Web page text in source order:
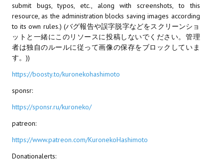
PC Otome VN
Vita VN
PSP VN
PS3 VN
PS2 VN
PS1 VN
Saturn VN
submit bugs, typos, etc., along with screenshots, to this
resource, as the administration blocks saving images according
to its own rules.) (バグ報告や誤字脱字などをスクリーンショ
ットと一緒にこのリソースに投稿しないでください。管理
者は独自のルールに従って画像の保存をブロックしていま
す。))
https://boosty.to/kuronekohashimoto
sponsr:
https://sponsr.ru/kuroneko/
patreon:
https://www.patreon.com/KuronekoHashimoto
Donationalerts: